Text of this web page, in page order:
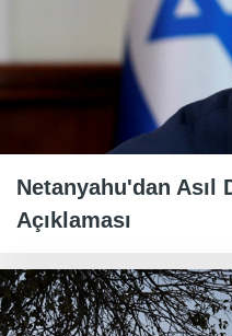
Netanyahu'dan Asıl
Açıklaması